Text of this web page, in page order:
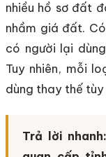
nhiều hồ sơ đất
nhầm giá đất.
có người lại
Tuy nhiên, mỗi
dùng thay thế tùy
Trả lời nhanh: